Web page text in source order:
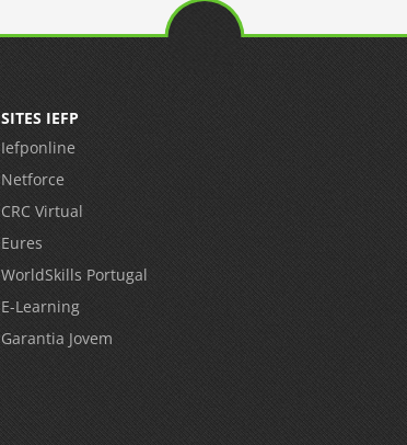
SITES IEFP
Iefponline
Netforce
CRC Virtual
Eures
WorldSkills Portugal
E-Learning
Garantia Jovem